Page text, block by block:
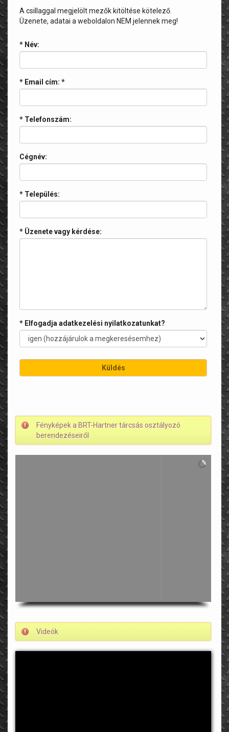
A csillaggal megjelölt mezők kitöltése kötelező.
Üzenete, adatai a weboldalon NEM jelennek meg!
* Név:
* Email cím: *
* Telefonszám:
Cégnév:
* Település:
* Üzenete vagy kérdése:
* Elfogadja adatkezelési nyilatkozatunkat?
Fényképek a BRT-Hartner tárcsás osztályozó
berendezéseiről
Videók